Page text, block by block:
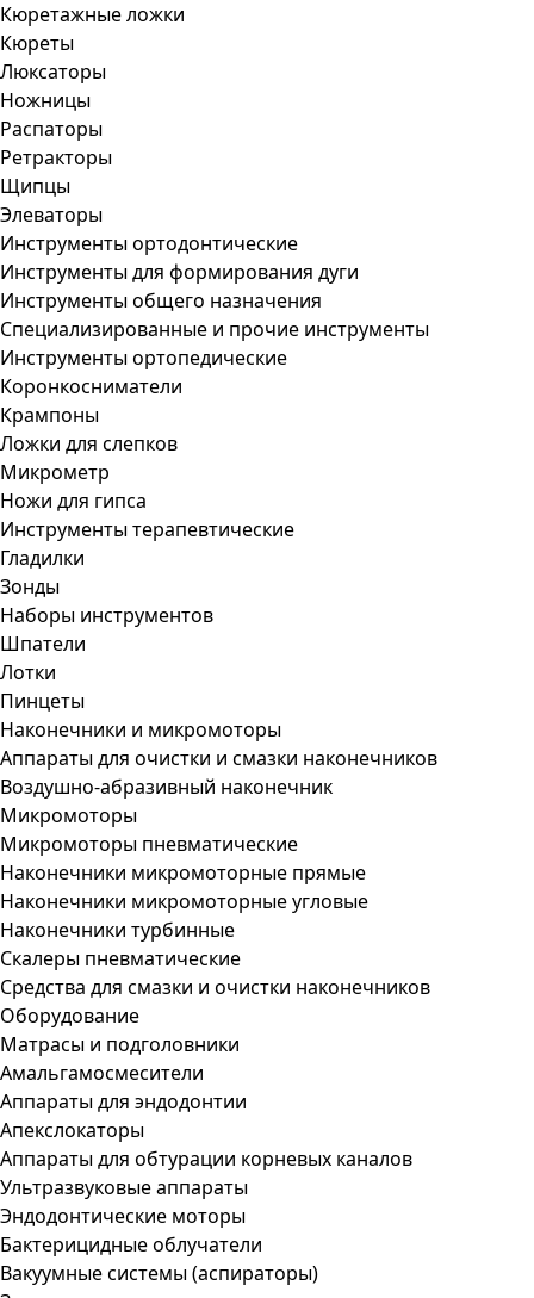
Кюретажные ложки
Кюреты
Люксаторы
Ножницы
Распаторы
Ретракторы
Щипцы
Элеваторы
Инструменты ортодонтические
Инструменты для формирования дуги
Инструменты общего назначения
Специализированные и прочие инструменты
Инструменты ортопедические
Коронкосниматели
Крампоны
Ложки для слепков
Микрометр
Ножи для гипса
Инструменты терапевтические
Гладилки
Зонды
Наборы инструментов
Шпатели
Лотки
Пинцеты
Наконечники и микромоторы
Аппараты для очистки и смазки наконечников
Воздушно-абразивный наконечник
Микромоторы
Микромоторы пневматические
Наконечники микромоторные прямые
Наконечники микромоторные угловые
Наконечники турбинные
Скалеры пневматические
Средства для смазки и очистки наконечников
Оборудование
Матрасы и подголовники
Амальгамосмесители
Аппараты для эндодонтии
Апекслокаторы
Аппараты для обтурации корневых каналов
Ультразвуковые аппараты
Эндодонтические моторы
Бактерицидные облучатели
Вакуумные системы (аспираторы)